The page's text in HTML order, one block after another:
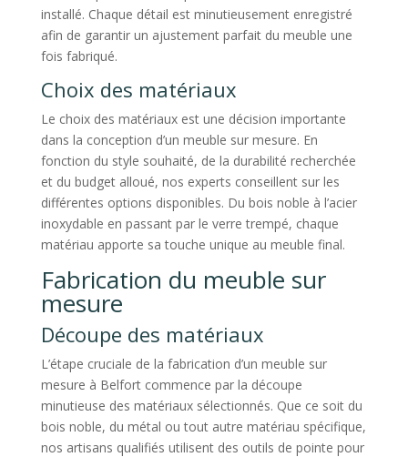
installé. Chaque détail est minutieusement enregistré
afin de garantir un ajustement parfait du meuble une
fois fabriqué.
Choix des matériaux
Le choix des matériaux est une décision importante
dans la conception d’un meuble sur mesure. En
fonction du style souhaité, de la durabilité recherchée
et du budget alloué, nos experts conseillent sur les
différentes options disponibles. Du bois noble à l’acier
inoxydable en passant par le verre trempé, chaque
matériau apporte sa touche unique au meuble final.
Fabrication du meuble sur
mesure
Découpe des matériaux
L’étape cruciale de la fabrication d’un meuble sur
mesure à Belfort commence par la découpe
minutieuse des matériaux sélectionnés. Que ce soit du
bois noble, du métal ou tout autre matériau spécifique,
nos artisans qualifiés utilisent des outils de pointe pour